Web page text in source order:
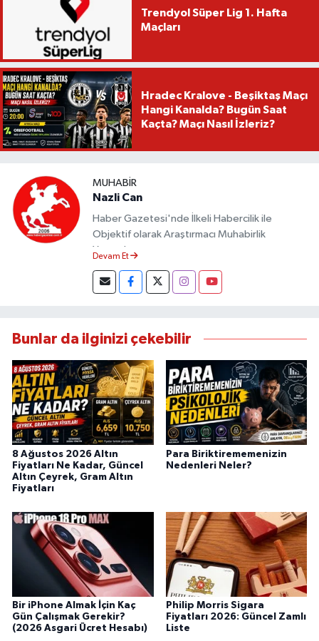
Trendyol Süper Lig 1. Hafta
Maçları
Hradec Kralove - Beşiktaş Maçı
Hangi Kanalda? Bugün Saat
Kaçta? Maçı Nasıl İzleriz?
MUHABIR
Nazli Can
Haber Gazetesi'nde İlkeli Habercilik ile
Objektif olarak Araştırmacı Muhabirlik
Yapmaktayım.
Devam Et
Bunlar da ilginizi çekebilir
8 Ağustos 2026 Altın
Fiyatları Ne Kadar, Güncel
Altın Çeyrek, Gram Altın
Fiyatları
Para Biriktirememenizin
Nedenleri Neler?
Bir iPhone Almak İçin Kaç
Gün Çalışmak Gerekir?
(2026 Asgari Ücret Hesabı)
Philip Morris Sigara
Fiyatları 2026: Güncel Zamlı
Liste